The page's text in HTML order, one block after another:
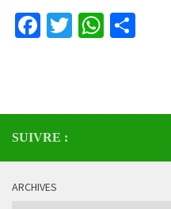
Facebook
Twitter
SUIVRE :
ARCHIVES